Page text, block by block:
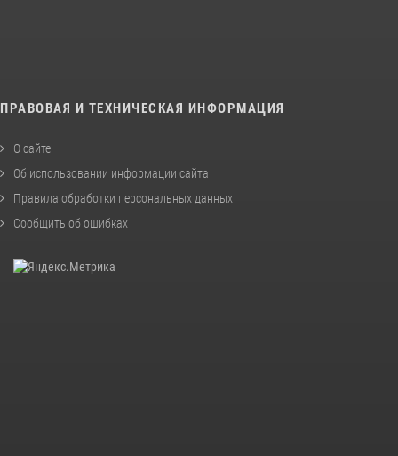
ПРАВОВАЯ И ТЕХНИЧЕСКАЯ ИНФОРМАЦИЯ
О сайте
Об использовании информации сайта
Правила обработки персональных данных
Сообщить об ошибках